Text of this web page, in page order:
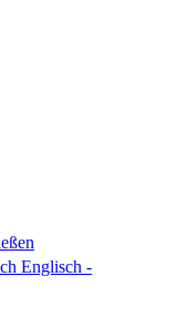
Englisch -